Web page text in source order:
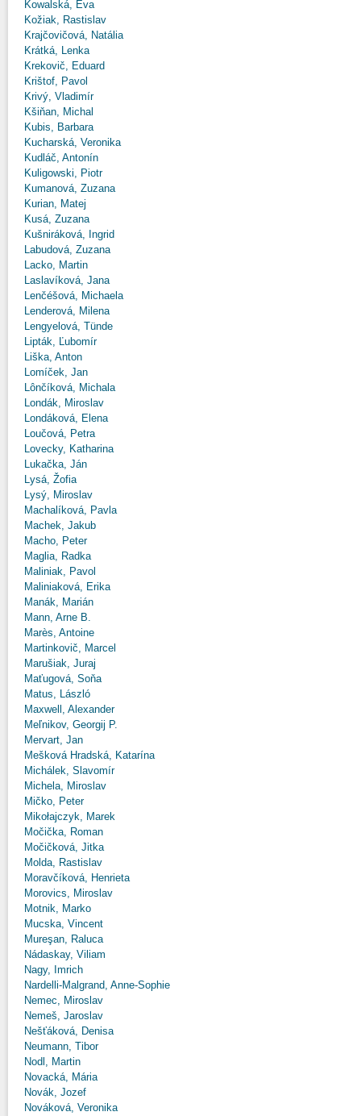
Kowalská, Eva
Kožiak, Rastislav
Krajčovičová, Natália
Krátká, Lenka
Krekovič, Eduard
Krištof, Pavol
Krivý, Vladimír
Kšiňan, Michal
Kubis, Barbara
Kucharská, Veronika
Kudláč, Antonín
Kuligowski, Piotr
Kumanová, Zuzana
Kurian, Matej
Kusá, Zuzana
Kušniráková, Ingrid
Labudová, Zuzana
Lacko, Martin
Laslavíková, Jana
Lenčéšová, Michaela
Lenderová, Milena
Lengyelová, Tünde
Lipták, Ľubomír
Liška, Anton
Lomíček, Jan
Lônčíková, Michala
Londák, Miroslav
Londáková, Elena
Loučová, Petra
Lovecky, Katharina
Lukačka, Ján
Lysá, Žofia
Lysý, Miroslav
Machalíková, Pavla
Machek, Jakub
Macho, Peter
Maglia, Radka
Maliniak, Pavol
Maliniaková, Erika
Manák, Marián
Mann, Arne B.
Marès, Antoine
Martinkovič, Marcel
Marušiak, Juraj
Maťugová, Soňa
Matus, László
Maxwell, Alexander
Meľnikov, Georgij P.
Mervart, Jan
Mešková Hradská, Katarína
Michálek, Slavomír
Michela, Miroslav
Mičko, Peter
Mikołajczyk, Marek
Močička, Roman
Močičková, Jitka
Molda, Rastislav
Moravčíková, Henrieta
Morovics, Miroslav
Motnik, Marko
Mucska, Vincent
Mureşan, Raluca
Nádaskay, Viliam
Nagy, Imrich
Nardelli-Malgrand, Anne-Sophie
Nemec, Miroslav
Nemeš, Jaroslav
Nešťáková, Denisa
Neumann, Tibor
Nodl, Martin
Novacká, Mária
Novák, Jozef
Nováková, Veronika